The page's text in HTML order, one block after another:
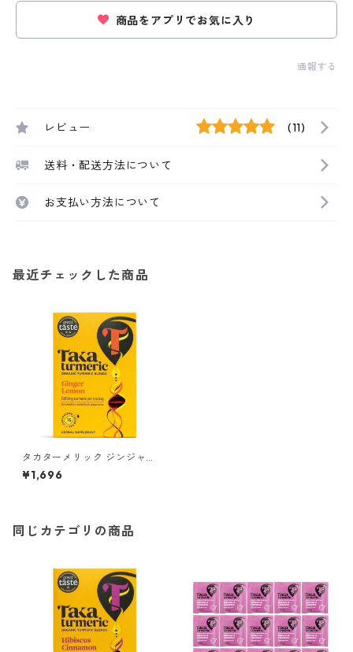
商品をアプリでお気に入り
通報する
レビュー (11)
送料・配送方法について
お支払い方法について
最近チェックした商品
タカターメリック ジンジャー
＆レモン ティーバッグ（カフ
ェインフリー）
¥1,696
同じカテゴリの商品